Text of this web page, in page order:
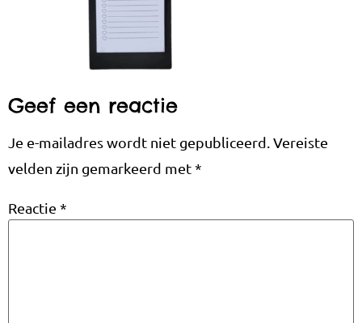
Geef een reactie
Je e-mailadres wordt niet gepubliceerd. Vereiste
velden zijn gemarkeerd met*
Reactie *